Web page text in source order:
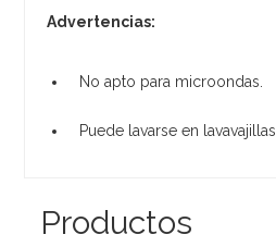
Advertencias:
No apto para microondas.
Puede lavarse en lavavajillas.
Productos